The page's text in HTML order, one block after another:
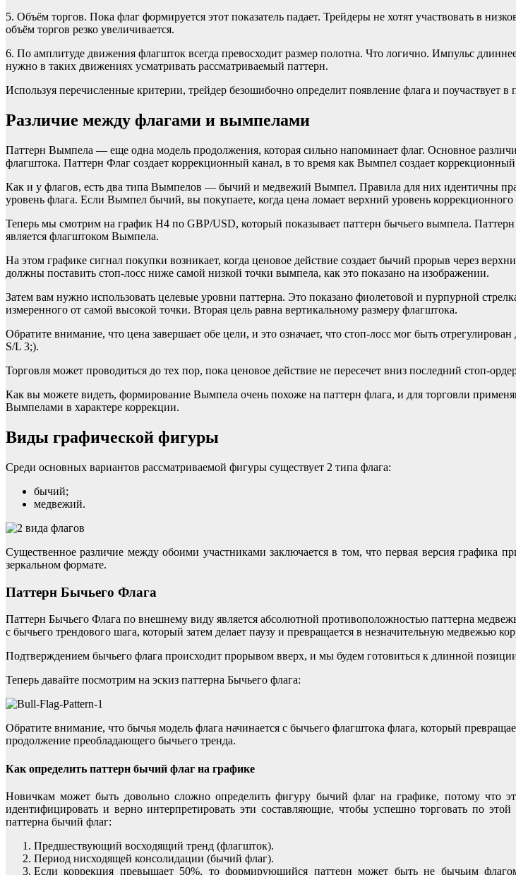
5. Объём торгов. Пока флаг формируется этот показатель падает. Трейдеры не хотят участвовать в
объём торгов резко увеличивается.
6. По амплитуде движения флагшток всегда превосходит размер полотна. Что логично. Импульс
нужно в таких движениях усматривать рассматриваемый паттерн.
Используя перечисленные критерии, трейдер безошибочно определит появление флага и поучаствует
Различие между флагами и вымпелами
Паттерн Вымпела — еще одна модель продолжения, которая сильно напоминает флаг. Основное
флагштока. Паттерн Флаг создает коррекционный канал, в то время как Вымпел создает
Как и у флагов, есть два типа Вымпелов — бычий и медвежий Вымпел. Правила для них идентичны
уровень флага. Если Вымпел бычий, вы покупаете, когда цена ломает верхний уровень коррекционного
Теперь мы смотрим на график H4 по GBP/USD, который показывает паттерн бычьего вымпела.
является флагштоком Вымпела.
На этом графике сигнал покупки возникает, когда ценовое действие создает бычий прорыв через
должны поставить стоп-лосс ниже самой низкой точки вымпела, как это показано на изображении.
Затем вам нужно использовать целевые уровни паттерна. Это показано фиолетовой и пурпурной
измеренного от самой высокой точки. Вторая цель равна вертикальному размеру флагштока.
Обратите внимание, что цена завершает обе цели, и это означает, что стоп-лосс мог быть
S/L 3;).
Торговля может проводиться до тех пор, пока ценовое действие не пересечет вниз последний стоп-
Как вы можете видеть, формирование Вымпела очень похоже на паттерн флага, и для торговли
Вымпелами в характере коррекции.
Виды графической фигуры
Среди основных вариантов рассматриваемой фигуры существует 2 типа флага:
бычий;
медвежий.
Существенное различие между обоими участниками заключается в том, что первая версия графика
зеркальном формате.
Паттерн Бычьего Флага
Паттерн Бычьего Флага по внешнему виду является абсолютной противоположностью паттерна
с бычьего трендового шага, который затем делает паузу и превращается в незначительную медвежью
Подтверждением бычьего флага происходит прорывом вверх, и мы будем готовиться к длинной
Теперь давайте посмотрим на эскиз паттерна Бычьего флага:
Обратите внимание, что бычья модель флага начинается с бычьего флагштока флага, который
продолжение преобладающего бычьего тренда.
Как определить паттерн бычий флаг на графике
Новичкам может быть довольно сложно определить фигуру бычий флаг на графике, потому что
идентифицировать и верно интерпретировать эти составляющие, чтобы успешно торговать по
паттерна бычий флаг:
Предшествующий восходящий тренд (флагшток).
Период нисходящей консолидации (бычий флаг).
Если коррекция превышает 50%, то формирующийся паттерн может быть не бычьим